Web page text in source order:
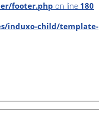
footer.php on line 180
induxo-child/template-